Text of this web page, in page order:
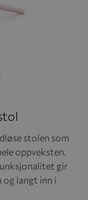
stolen som
oppveksten.
gir
langt inn i